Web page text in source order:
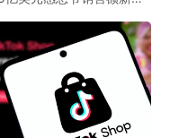
格的日预算(比如从
在特定时间段(例如当地
告活动时间表功能，在这
停广告，让预算的使用
新风潮！